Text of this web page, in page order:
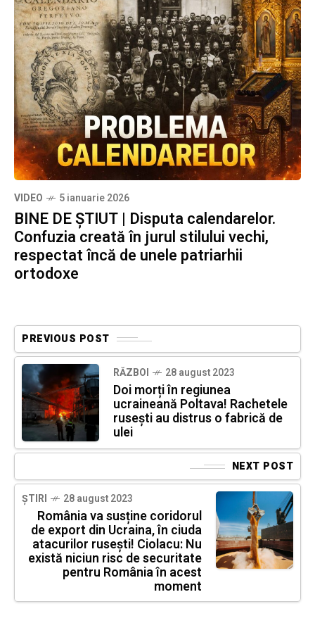
VIDEO 5 ianuarie 2026
BINE DE ȘTIUT | Disputa calendarelor.
Confuzia creată în jurul stilului vechi,
respectat încă de unele patriarhii
ortodoxe
PREVIOUS POST
RĂZBOI 28 august 2023
Doi morți în regiunea
ucraineană Poltava! Rachetele
ruseşti au distrus o fabrică de
ulei
NEXT POST
ȘTIRI 28 august 2023
România va susține coridorul
de export din Ucraina, în ciuda
atacurilor rusești! Ciolacu: Nu
există niciun risc de securitate
pentru România în acest
moment